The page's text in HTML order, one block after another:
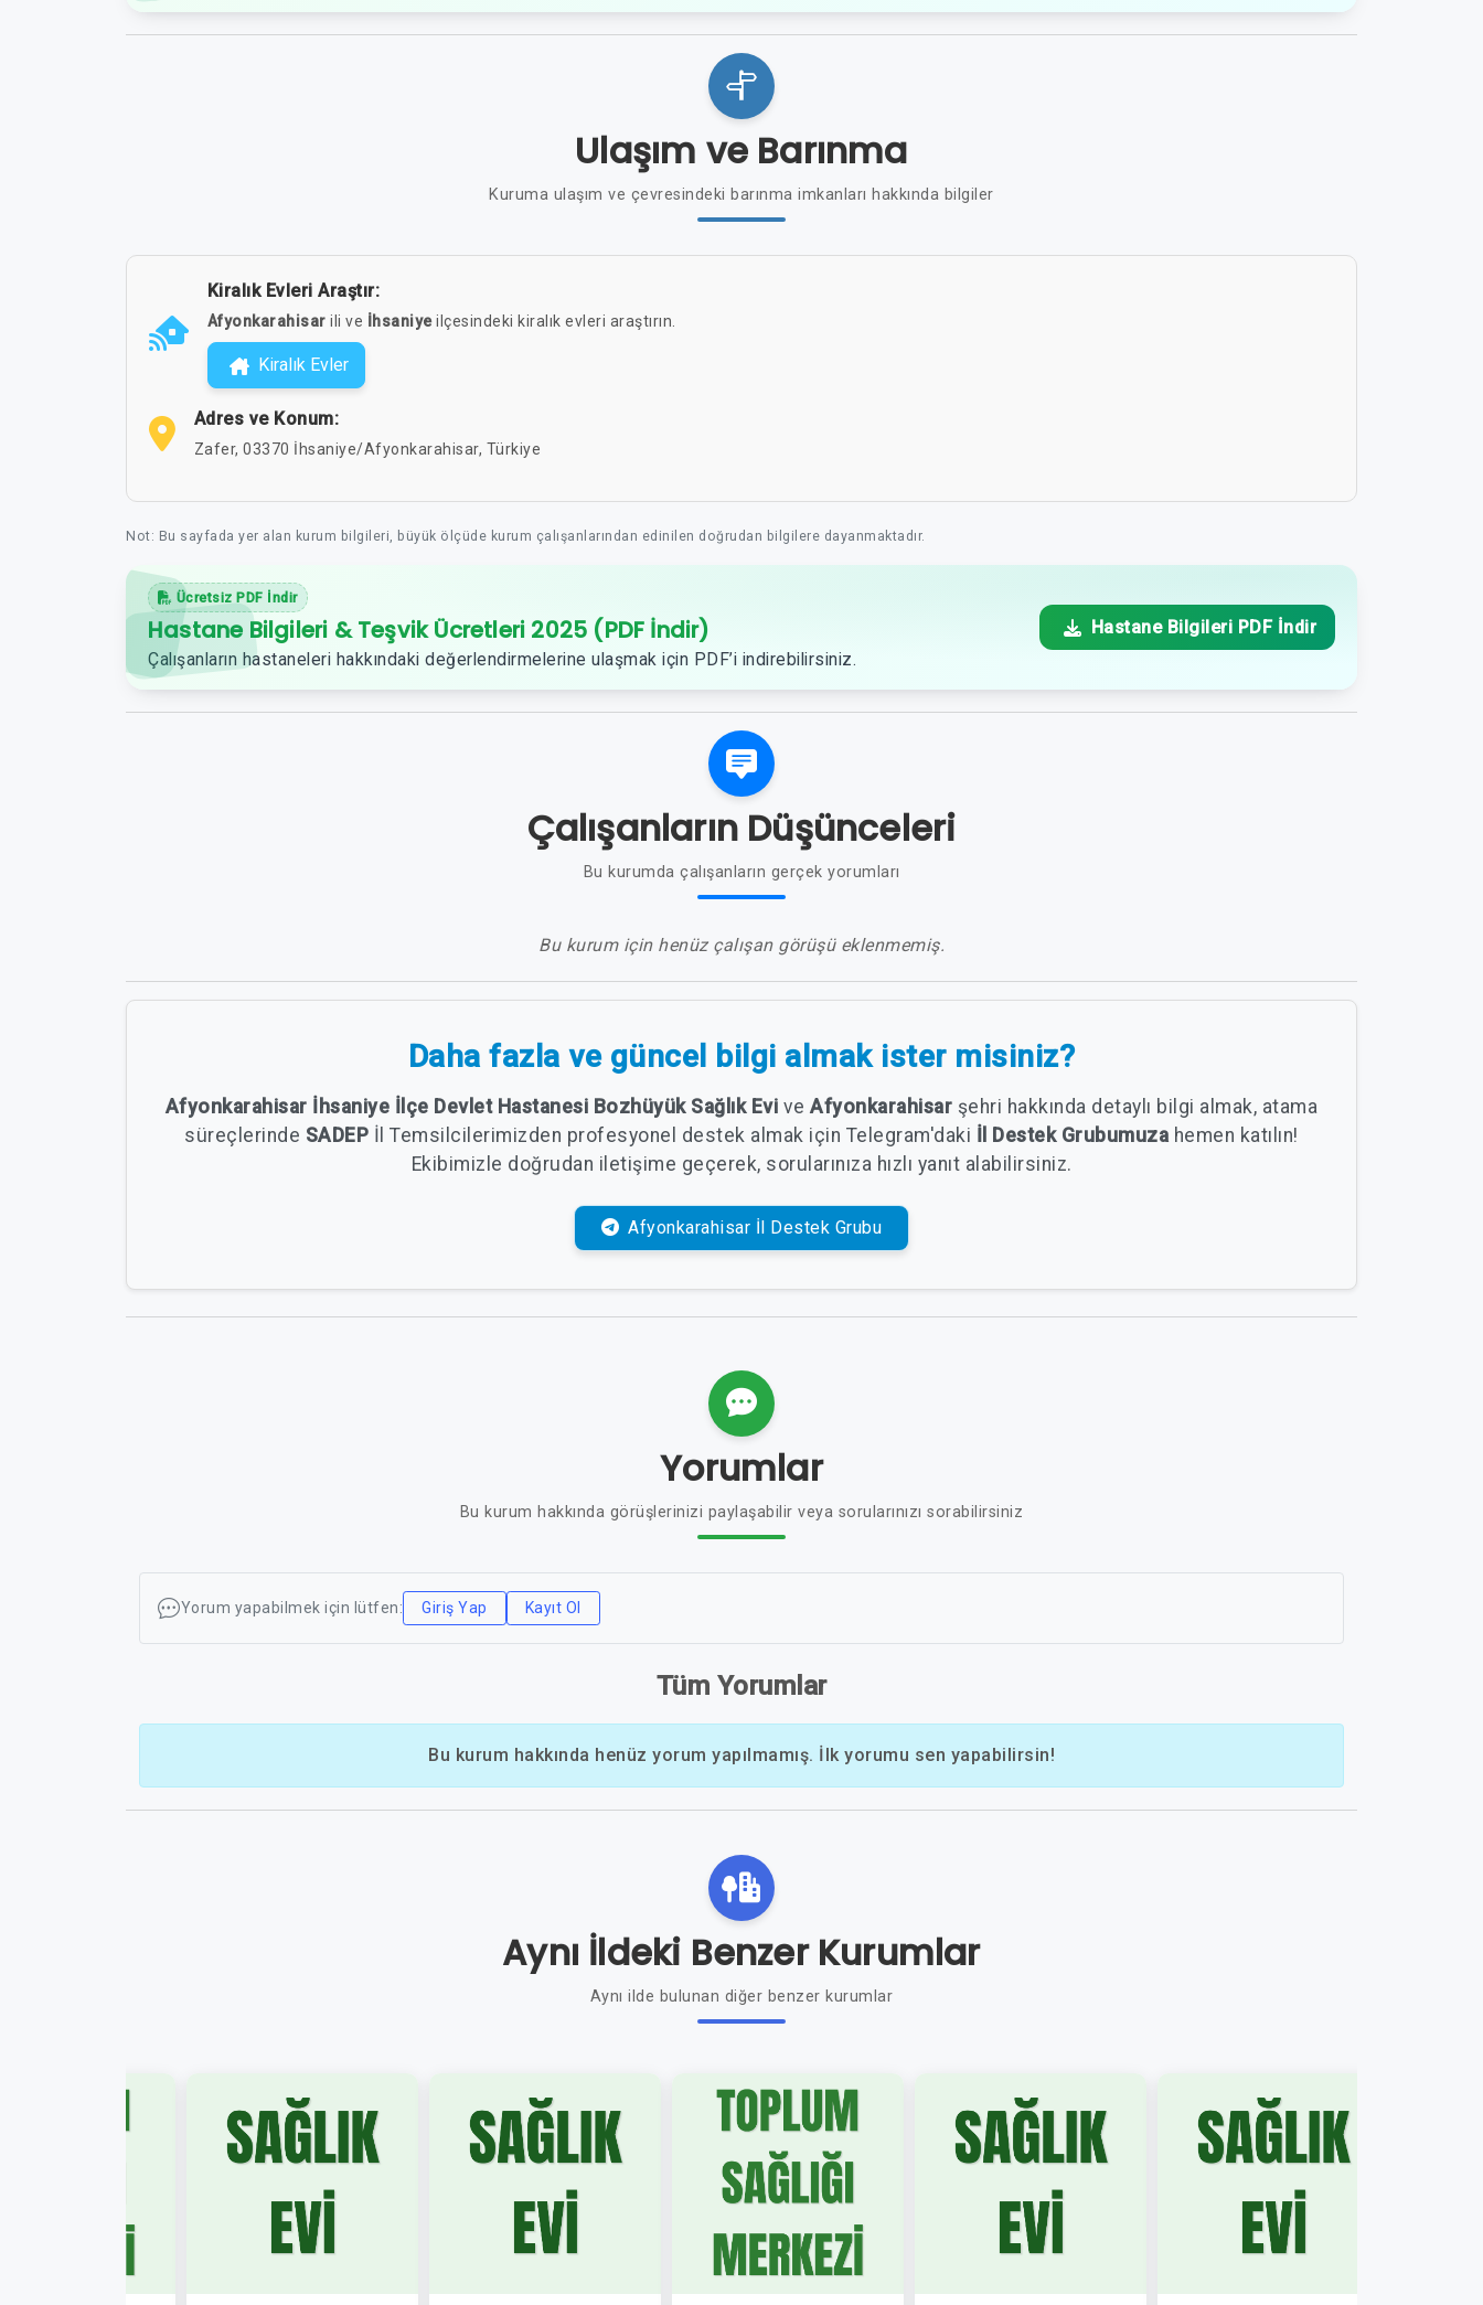
Ulaşım ve Barınma
Kuruma ulaşım ve çevresindeki barınma imkanları hakkında bilgiler
Kiralık Evleri Araştır:
Afyonkarahisar ili ve İhsaniyeilçesindeki kiralık evleri araştırın.
Kiralık Evler
Adres ve Konum:
Zafer, 03370 İhsaniye/Afyonkarahisar, Türkiye
Not: Bu sayfada yer alan kurum bilgileri, büyük ölçüde kurum çalışanlarından edinilen doğrudan bilgilere dayanmaktadır.
Ücretsiz PDF İndir
Hastane Bilgileri & Teşvik Ücretleri 2025 (PDF İndir)
Çalışanların hastaneleri hakkındaki değerlendirmelerine ulaşmak için PDF’i indirebilirsiniz.
Hastane Bilgileri PDF İndir
Çalışanların Düşünceleri
Bu kurumda çalışanların gerçek yorumları
Bu kurum için henüz çalışan görüşü eklenmemiş.
Daha fazla ve güncel bilgi almak ister misiniz?
Afyonkarahisar İhsaniye İlçe Devlet Hastanesi Bozhüyük Sağlık Evi veAfyonkarahisar şehri hakkında detaylı bilgi almak, atama
süreçlerinde SADEP İl Temsilcilerimizden profesyonel destek almak için Telegram'daki İl Destek Grubumuza hemen katılın!
Ekibimizle doğrudan iletişime geçerek, sorularınıza hızlı yanıt alabilirsiniz.
Afyonkarahisar İl Destek Grubu
Yorumlar
Bu kurum hakkında görüşlerinizi paylaşabilir veya sorularınızı sorabilirsiniz
Yorum yapabilmek için lütfen: Giriş Yap Kayıt Ol
Tüm Yorumlar
Bu kurum hakkında henüz yorum yapılmamış. İlk yorumu sen yapabilirsin!
Aynı İldeki Benzer Kurumlar
Aynı ilde bulunan diğer benzer kurumlar